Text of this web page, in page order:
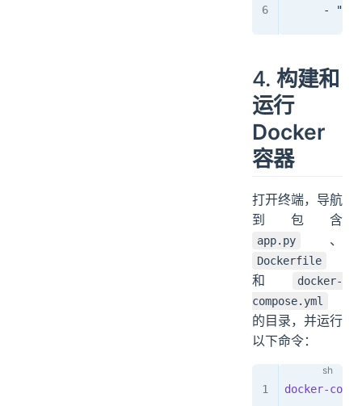
      -
4. 构建和
运行
Docker
容器
打开终端，导航
到包含
app.py 、
Dockerfile
和
docker-
compose.yml
的目录，并运行
以下命令：
docker-